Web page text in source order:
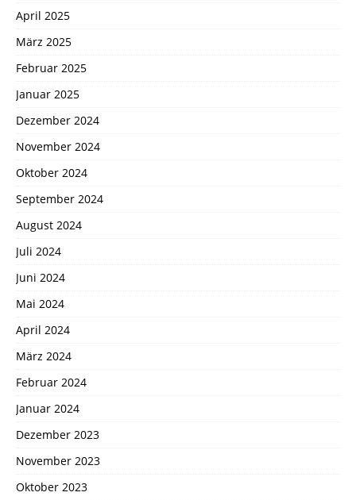
April 2025
März 2025
Februar 2025
Januar 2025
Dezember 2024
November 2024
Oktober 2024
September 2024
August 2024
Juli 2024
Juni 2024
Mai 2024
April 2024
März 2024
Februar 2024
Januar 2024
Dezember 2023
November 2023
Oktober 2023